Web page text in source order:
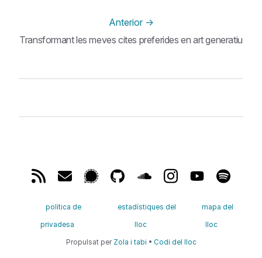
Anterior →
Transformant les meves cites preferides en art generatiu
política de
privadesa
estadístiques del
lloc
mapa del
lloc
Propulsat per Zola i tabi • Codi del lloc